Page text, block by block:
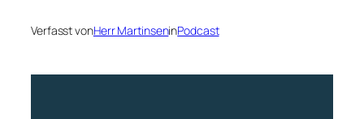
Verfasst vonHerr MartinseninPodcast